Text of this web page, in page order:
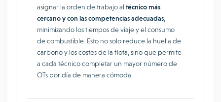
asignar la orden de trabajo al técnico más
cercano y con las competencias adecuadas
minimizando los tiempos de viaje y el consumo
de combustible. Esto no solo reduce la huella de
carbono y los costes de la flota, sino que permite
a cada técnico completar un mayor número de
OTs por día de manera cómoda.